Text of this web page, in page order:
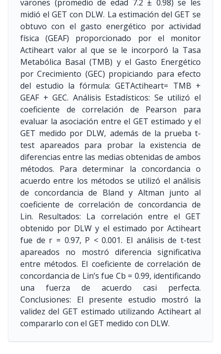
varones (promedio de edad 7.2 ± 0.98) se les
midió el GET con DLW. La estimación del GET se
obtuvo con el gasto energético por actividad
física (GEAF) proporcionado por el monitor
Actiheart valor al que se le incorporó la Tasa
Metabólica Basal (TMB) y el Gasto Energético
por Crecimiento (GEC) propiciando para efecto
del estudio la fórmula: GETActiheart= TMB +
GEAF + GEC. Análisis Estadísticos: Se utilizó el
coeficiente de correlación de Pearson para
evaluar la asociación entre el GET estimado y el
GET medido por DLW, además de la prueba t-
test apareados para probar la existencia de
diferencias entre las medias obtenidas de ambos
métodos. Para determinar la concordancia o
acuerdo entre los métodos se utilizó el análisis
de concordancia de Bland y Altman junto al
coeficiente de correlación de concordancia de
Lin. Resultados: La correlación entre el GET
obtenido por DLW y el estimado por Actiheart
fue de r = 0.97, P < 0.001. El análisis de t-test
apareados no mostró diferencia significativa
entre métodos. El coeficiente de correlación de
concordancia de Lin’s fue Cb = 0.99, identificando
una fuerza de acuerdo casi perfecta.
Conclusiones: El presente estudio mostró la
validez del GET estimado utilizando Actiheart al
compararlo con el GET medido con DLW.